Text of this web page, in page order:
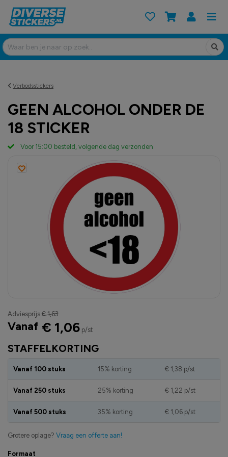
Verbodsstickers
GEEN ALCOHOL ONDER DE
18 STICKER
Formaat
STAFFELKORTING
Vanaf 100 stuks 15% korting € 1,38 p/st
Vanaf 250 stuks 25% korting € 1,22 p/st
Vanaf 500 stuks 35% korting € 1,06p/st
Grotere oplage? Vraag een offerte aan!
Adviesprijs € 1,63
Vanaf € 1,06p/st
Voor 15:00 besteld, volgende dag verzonden